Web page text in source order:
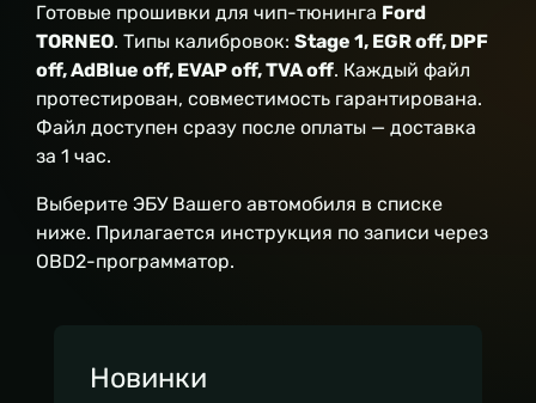
Готовые прошивки для чип-тюнинга Ford
TORNEO. Типы калибровок: Stage 1, EGR off, DPF
off, AdBlue off, EVAP off, TVA off. Каждый файл
протестирован, совместимость гарантирована.
Файл доступен сразу после оплаты — доставка
за 1 час.
Выберите ЭБУ Вашего автомобиля в списке
ниже. Прилагается инструкция по записи через
OBD2-программатор.
Новинки